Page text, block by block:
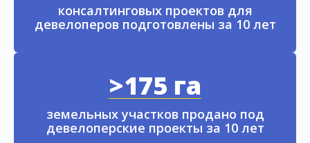
консалтинговых проектов для
девелоперов подготовлены за 10 лет
>175 га
земельных участков продано под
девелоперские проекты за 10 лет